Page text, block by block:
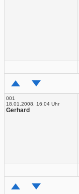
001
18.01.2008, 16:04 Uhr
Gerhard